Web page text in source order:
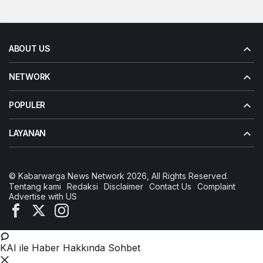
ABOUT US
NETWORK
POPULER
LAYANAN
© Kabarwarga News Network 2026, All Rights Reserved.
Tentang kami
Redaksi Disclaimer Contact Us
Complaint
Advertise with US
KAI ile Haber Hakkında Sohbet